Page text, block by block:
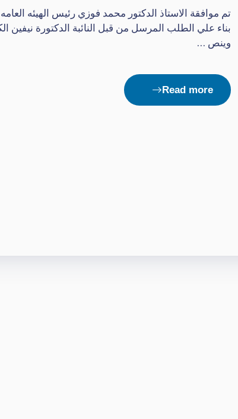
تم موافقة الاستاذ الدكتور محمد فوزي رئيس الهيئه
وينص …
Read more